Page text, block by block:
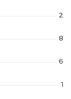
2
8
6
1